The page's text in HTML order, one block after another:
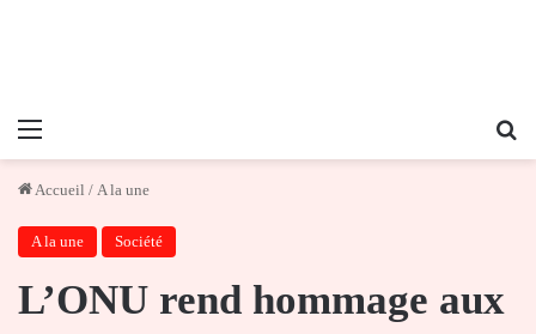
Menu
Accueil / A la une
A la une Société
L’ONU rend hommage aux